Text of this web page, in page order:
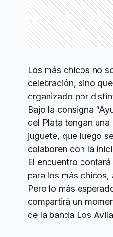
Los más chicos no
celebración, sino
organizado por
Bajo la consigna
del Plata tengan
juguete, que luego
colaboren con la
El encuentro
para los más chicos,
Pero lo más
compartirá un
de la banda Los